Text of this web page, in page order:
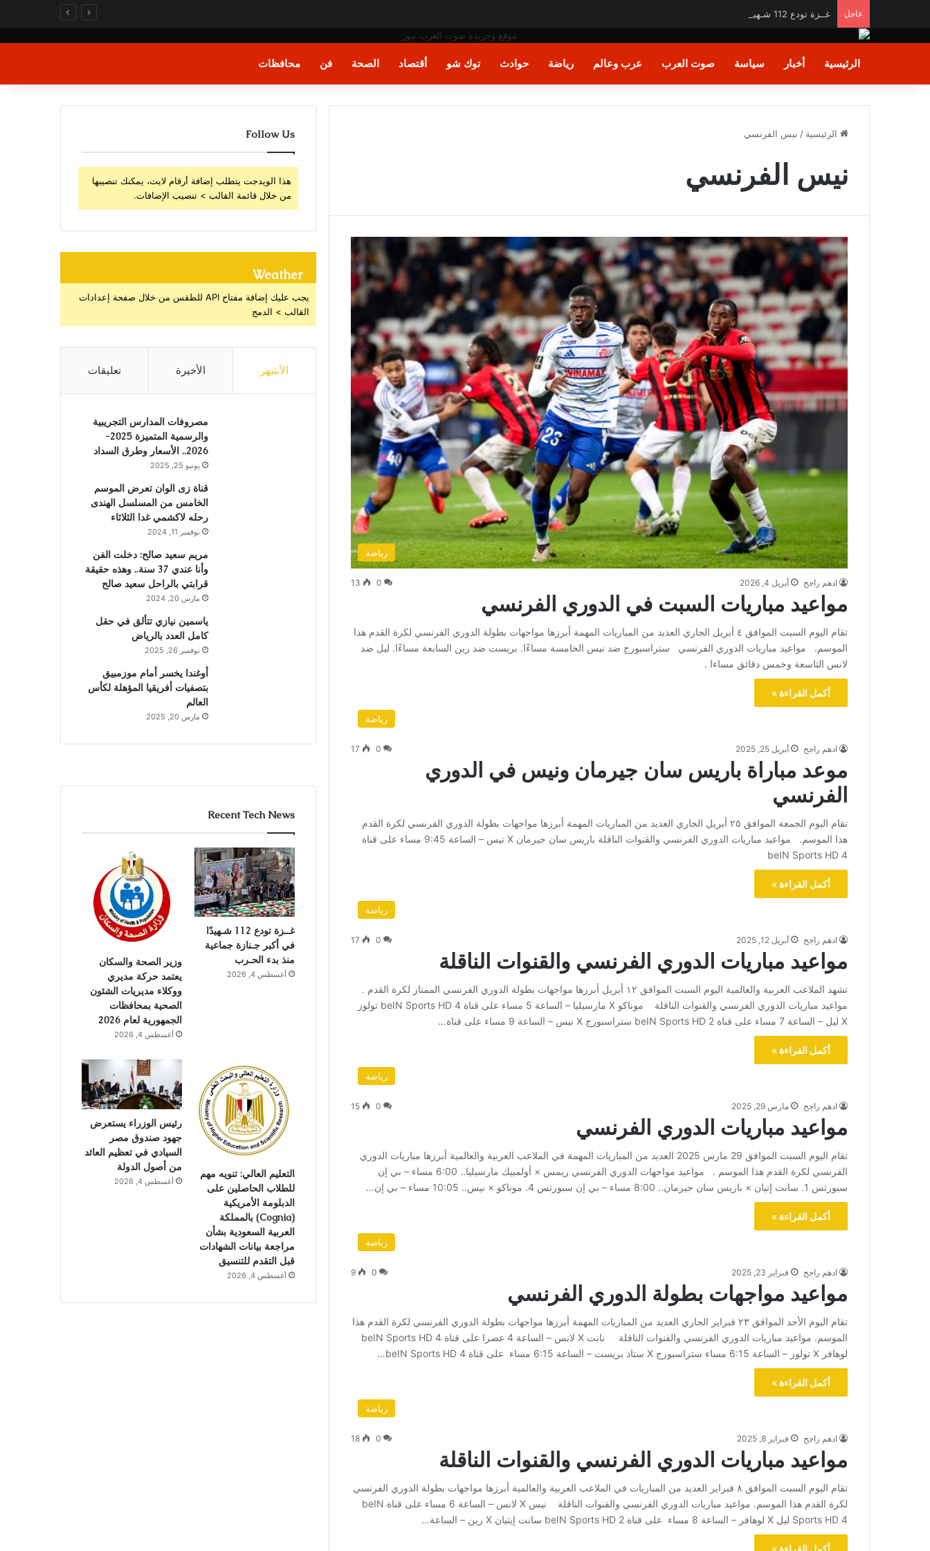
عاجل غــزة تودع 112 شـهيدًا في أكبر جـنازة جماعية منذ بدء الحـرب
الرئيسية أخبار سياسة صوت العرب عرب وعالم رياضة حوادث توك شو أقتصاد الصحة فن محافظات
الرئيسية / نيس الفرنسي
نيس الفرنسي
رياضة
ادهم راجح أبريل 4, 2026 0
13
مواعيد مباريات السبت في الدوري الفرنسي
تقام اليوم السبت الموافق ٤ أبريل الجاري العديد من المباريات المهمة أبرزها مواجهات بطولة الدوري الفرنسي لكرة القدم هذا
الموسم. مواعيد مباريات الدوري الفرنسي ستراسبورج ضد نيس الخامسة مساءًا. بريست ضد رين السابعة مساءًا. ليل ضد
لانس التاسعة وخمس دقائق مساءا .
أكمل القراءة »
رياضة
ادهم راجح أبريل 25, 2025 0
17
موعد مباراة باريس سان جيرمان ونيس في الدوري
الفرنسي
تقام اليوم الجمعة الموافق ٢٥ أبريل الجاري العديد من المباريات المهمة أبرزها مواجهات بطولة الدوري الفرنسي لكرة القدم
هذا الموسم. مواعيد مباريات الدوري الفرنسي والقنوات الناقلة باريس سان جيرمان X نيس – الساعة 9:45 مساء على قناة
beIN Sports HD 4
أكمل القراءة »
رياضة
ادهم راجح أبريل 12, 2025 0
17
مواعيد مباريات الدوري الفرنسي والقنوات الناقلة
تشهد الملاعب العربية والعالمية اليوم السبت الموافق ١٢ أبريل أبرزها مواجهات بطولة الدوري الفرنسي الممتاز لكرة القدم .
مواعيد مباريات الدوري الفرنسي والقنوات الناقلة موناكو X مارسيليا – الساعة 5 مساء على قناة beIN Sports HD 4 تولوز
X ليل – الساعة 7 مساء على قناة beIN Sports HD 2 ستراسبورج X نيس – الساعة 9 مساء على قناة…
أكمل القراءة »
رياضة
ادهم راجح مارس 29, 2025 0
15
مواعيد مباريات الدوري الفرنسي
تقام اليوم السبت الموافق 29 مارس 2025 العديد من المباريات المهمة في الملاعب العربية والعالمية أبرزها مباريات الدوري
الفرنسي لكرة القدم هذا الموسم . مواعيد مواجهات الدوري الفرنسي ريمس × أولمبيك مارسيليا.. 6:00 مساء – بي إن
سبورتس 1. سانت إتيان × باريس سان جيرمان.. 8:00 مساء – بي إن سبورتس 4. موناكو × نيس.. 10:05 مساء – بي إن…
أكمل القراءة »
رياضة
ادهم راجح فبراير 23, 2025 0
9
مواعيد مواجهات بطولة الدوري الفرنسي
تقام اليوم الأحد الموافق ٢٣ فبراير الجاري العديد من المباريات المهمة أبرزها مواجهات بطولة الدوري الفرنسي لكرة القدم هذا
الموسم. مواعيد مباريات الدوري الفرنسي والقنوات الناقلة نانت X لانس – الساعة 4 عصرا على قناة beIN Sports HD 4
لوهافر X تولوز – الساعة 6:15 مساء ستراسبورج X ستاد بريست – الساعة 6:15 مساء على قناة beIN Sports HD 4…
أكمل القراءة »
رياضة
ادهم راجح فبراير 8, 2025 0
18
مواعيد مباريات الدوري الفرنسي والقنوات الناقلة
تقام اليوم السبت الموافق ٨ فبراير العديد من المباريات في الملاعب العربية والعالمية أبرزها مواجهات بطولة الدوري الفرنسي
لكرة القدم هذا الموسم. مواعيد مباريات الدوري الفرنسي والقنوات الناقلة نيس X لانس – الساعة 6 مساء على قناة beIN
Sports HD 4 ليل X لوهافر – الساعة 8 مساء على قناة beIN Sports HD 2 سانت إيتيان X رين – الساعة…
Follow Us
هذا الويدجت يتطلب إضافة أرقام لايت، يمكنك تنصيبها
من خلال قائمة القالب > تنصيب الإضافات.
Weather
يجب عليك إضافة مفتاح API للطقس من خلال صفحة إعدادات
القالب > الدمج
الأشهر الأخيرة تعليقات
مصروفات المدارس التجريبية
والرسمية المتميزة 2025-
2026.. الأسعار وطرق السداد
يونيو 25, 2025
قناة زى الوان تعرض الموسم
الخامس من المسلسل الهندى
رحله لاكشمي غدا الثلاثاء
نوفمبر 11, 2024
مريم سعيد صالح: دخلت الفن
وأنا عندي 37 سنة.. وهذه حقيقة
قرابتي بالراحل سعيد صالح
مارس 20, 2024
ياسمين نيازي تتألق في حقل
كامل العدد بالرياض
نوفمبر 26, 2025
أوغندا يخسر أمام موزمبيق
بتصفيات أفريقيا المؤهلة لكأس
العالم
مارس 20, 2025
Recent Tech News
غــزة تودع 112 شـهيدًا
في أكبر جـنازة جماعية
منذ بدء الحـرب
أغسطس 4, 2026
وزير الصحة والسكان
يعتمد حركة مديري
ووكلاء مديريات الشئون
الصحية بمحافظات
الجمهورية لعام 2026
أغسطس 4, 2026
التعليم العالي: تنويه مهم
للطلاب الحاصلين على
الدبلومة الأمريكية
(Cognia) بالمملكة
العربية السعودية بشأن
مراجعة بيانات الشهادات
قبل التقدم للتنسيق
أغسطس 4, 2026
رئيس الوزراء يستعرض
جهود صندوق مصر
السيادي في تعظيم العائد
من أصول الدولة
أغسطس 4, 2026